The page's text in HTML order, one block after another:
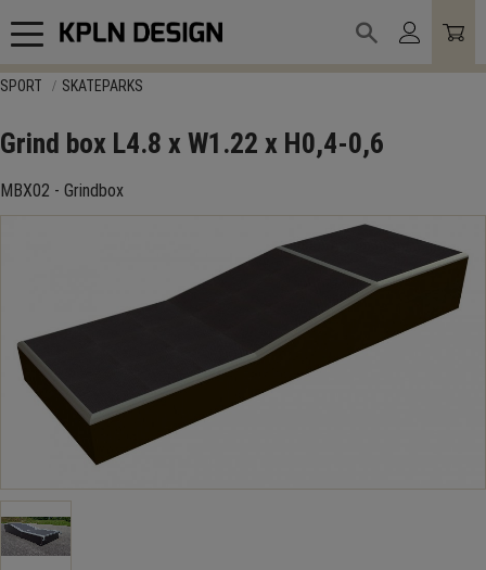
Meny
SPORT SKATEPARKS
Grind box L4.8 x W1.22 x H0,4-0,6
MBX02 - Grindbox